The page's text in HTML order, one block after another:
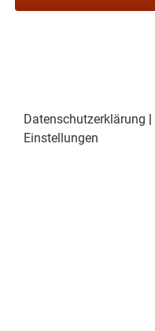
Datenschutzerklärung |
Einstellungen